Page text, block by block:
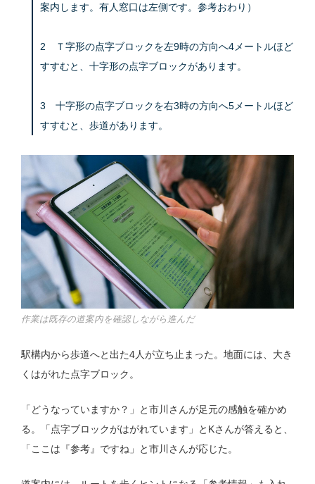
案内します。有人窓口は左側です。参考おわり）
2 Ｔ字形の点字ブロックを左9時の方向へ4メートルほど
すすむと、十字形の点字ブロックがあります。
3 十字形の点字ブロックを右3時の方向へ5メートルほど
すすむと、歩道があります。
作業は既存の道案内を確認しながら進んだ
駅構内から歩道へと出た4人が立ち止まった。地面には、大き
くはがれた点字ブロック。
「どうなっていますか？」と市川さんが足元の感触を確かめ
る。「点字ブロックがはがれています」とKさんが答えると、
「ここは『参考』ですね」と市川さんが応じた。